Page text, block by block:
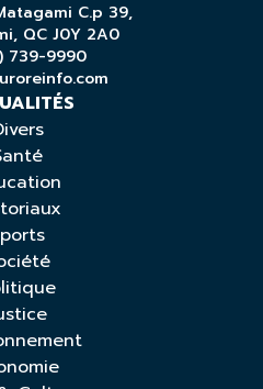
C.p 39,
QC J0Y 2A0
739-9990